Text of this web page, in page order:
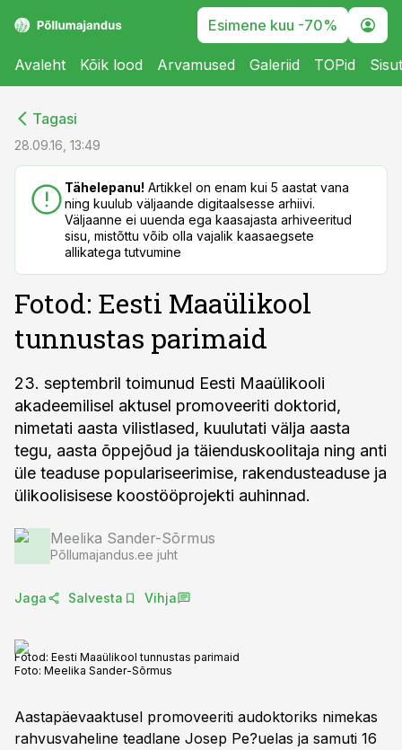
Esimene kuu -70%
Avaleht Kõik lood Arvamused Galeriid TOPid
Tagasi
28.09.16, 13:49
Tähelepanu! Artikkel on enam kui 5 aastat vana
ning kuulub väljaande digitaalsesse arhiivi.
Väljaanne ei uuenda ega kaasajasta arhiveeritud
sisu, mistõttu võib olla vajalik kaasaegsete
allikatega tutvumine
Fotod: Eesti Maaülikool
tunnustas parimaid
23. septembril toimunud Eesti Maaülikooli
akadeemilisel aktusel promoveeriti doktorid,
nimetati aasta vilistlased, kuulutati välja aasta
tegu, aasta õppejõud ja täienduskoolitaja ning anti
üle teaduse populariseerimise, rakendusteaduse ja
ülikoolisisese koostööprojekti auhinnad.
Meelika Sander-Sõrmus
Põllumajandus.ee juht
Jaga Salvesta Vihja
Fotod: Eesti Maaülikool tunnustas parimaid
Foto: Meelika Sander-Sõrmus
Aastapäevaaktusel promoveeriti audoktoriks nimekas
rahvusvaheline teadlane Josep Pe?uelas ja samuti 16